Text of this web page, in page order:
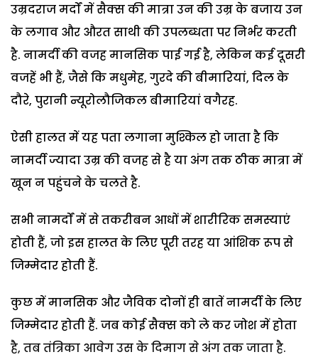
उम्रदराज मर्दों में सैक्स की मात्रा उन की उम्र के बजाय उन
के लगाव और औरत साथी की उपलब्धता पर निर्भर करती
है. नामर्दी की वजह मानसिक पाई गई है, लेकिन कई दूसरी
वजहें भी हैं, जैसे कि मधुमेह, गुरदे की बीमारियां, दिल के
दौरे, पुरानी न्यूरोलौजिकल बीमारियां वगैरह.
ऐसी हालत में यह पता लगाना मुश्किल हो जाता है कि
नामर्दी ज्यादा उम्र की वजह से है या अंग तक ठीक मात्रा में
खून न पहुंचने के चलते है.
सभी नामर्दों में से तकरीबन आधों में शारीरिक समस्याएं
होती हैं, जो इस हालत के लिए पूरी तरह या आंशिक रूप से
जिम्मेदार होती हैं.
कुछ में मानसिक और जैविक दोनों ही बातें नामर्दी के लिए
जिम्मेदार होती हैं. जब कोई सैक्स को ले कर जोश में होता
है, तब तंत्रिका आवेग उस के दिमाग से अंग तक जाता है.